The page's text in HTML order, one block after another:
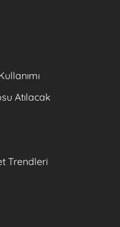
Atılacak
Trendleri